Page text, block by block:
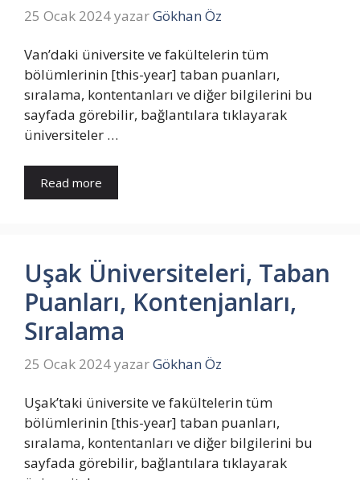
25 Ocak 2024yazarGökhan Öz
Van’daki üniversite ve fakültelerin tüm
bölümlerinin [this-year] taban puanları,
sıralama, kontentanları ve diğer bilgilerini bu
sayfada görebilir, bağlantılara tıklayarak
üniversiteler …
Read more
Uşak Üniversiteleri, Taban
Puanları, Kontenjanları,
Sıralama
25 Ocak 2024yazarGökhan Öz
Uşak’taki üniversite ve fakültelerin tüm
bölümlerinin [this-year] taban puanları,
sıralama, kontentanları ve diğer bilgilerini bu
sayfada görebilir, bağlantılara tıklayarak